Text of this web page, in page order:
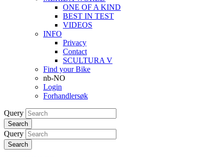
ONE OF A KIND
BEST IN TEST
VIDEOS
INFO
Privacy
Contact
SCULTURA V
Find your Bike
nb-NO
Login
Forhandlersøk
Query
Search
Query
Search